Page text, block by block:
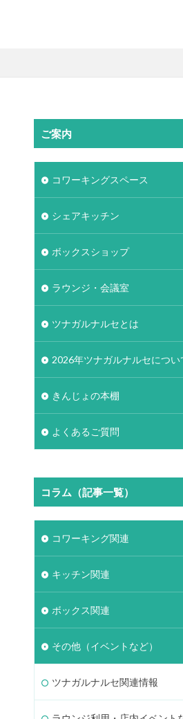
ご案内
コワーキングスペース
シェアキッチン
ボックスショップ
ラウンジ・会議室
ツナガルナルセとは
2026年ツナガルナルセについ
きんじょの本棚
よくあるご質問
コラム（記事一覧）
コワーキング関連
キッチン関連
ボックス関連
その他（イベントなど）
ツナガルナルセ関連情報